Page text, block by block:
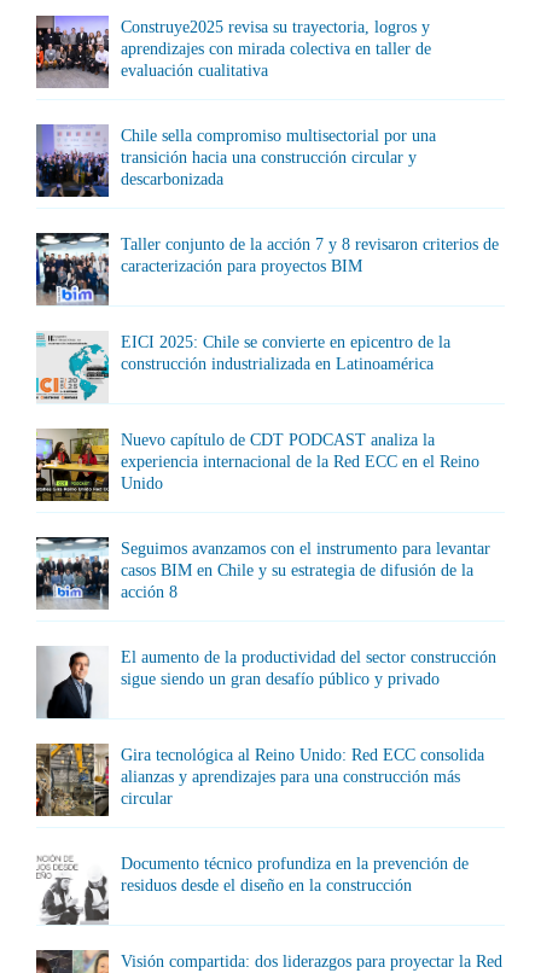
Construye2025 revisa su trayectoria, logros y
aprendizajes con mirada colectiva en taller de
evaluación cualitativa
Chile sella compromiso multisectorial por una
transición hacia una construcción circular y
descarbonizada
Taller conjunto de la acción 7 y 8 revisaron criterios de
caracterización para proyectos BIM
EICI 2025: Chile se convierte en epicentro de la
construcción industrializada en Latinoamérica
Nuevo capítulo de CDT PODCAST analiza la
experiencia internacional de la Red ECC en el Reino
Unido
Seguimos avanzamos con el instrumento para levantar
casos BIM en Chile y su estrategia de difusión de la
acción 8
El aumento de la productividad del sector construcción
sigue siendo un gran desafío público y privado
Gira tecnológica al Reino Unido: Red ECC consolida
alianzas y aprendizajes para una construcción más
circular
Documento técnico profundiza en la prevención de
residuos desde el diseño en la construcción
Visión compartida: dos liderazgos para proyectar la Red